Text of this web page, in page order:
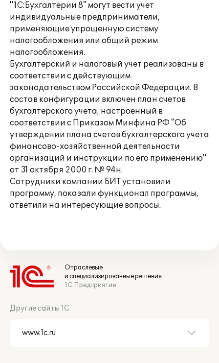
"1С:Бухгалтерии 8" могут вести учет
индивидуальные предприниматели,
применяющие упрощенную систему
налогообложения или общий режим
налогообложения.
Бухгалтерский и налоговый учет реализованы в
соответствии с действующим
законодательством Российской Федерации. В
состав конфигурации включен план счетов
бухгалтерского учета, настроенный в
соответствии с Приказом Минфина РФ "Об
утверждении плана счетов бухгалтерского учета
финансово-хозяйственной деятельности
организаций и инструкции по его применению"
от 31 октября 2000 г. № 94н.
Сотрудники компании БИТ установили
программу, показали функционал программы,
ответили на интересующие вопросы.
Отраслевые
и специализированные решения
1С:Предприятие
Другие сайты 1С